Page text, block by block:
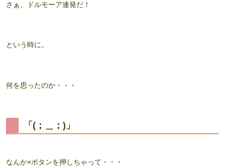
さぁ、ドルモーア連発だ！
という時に。
何を思ったのか・・・
「(；＿；)」
なんか×ボタンを押しちゃって・・・